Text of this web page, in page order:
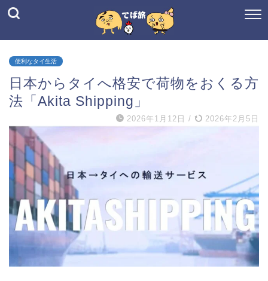
便利なタイ生活
日本からタイへ格安で荷物をおくる方
法「Akita Shipping」
2026年1月12日 / 2026年2月5日